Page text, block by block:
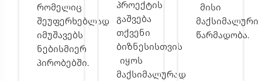
რომელიც
შეუფერხებლად
იმუშავებს
ნებისმიერ
პირობებში.
პროექტის
გაშვება
თქვენი
ბიზნესისთვის
იყოს
მაქსიმალურად
მისი
მაქსიმალური
წარმადობა.